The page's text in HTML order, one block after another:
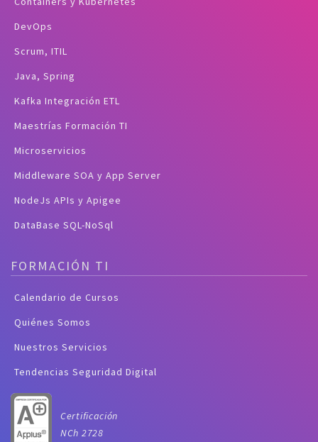
DevOps
Scrum, ITIL
Java, Spring
Kafka Integración ETL
Maestrías Formación TI
Microservicios
Middleware SOA y App Server
NodeJs APIs y Apigee
DataBase SQL-NoSql
FORMACIÓN TI
Calendario de Cursos
Quiénes Somos
Nuestros Servicios
Tendencias Seguridad Digital
Certificación
NCh 2728